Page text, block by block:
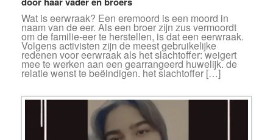
Wat is eerwraak? Een eremoord is een moord in
naam van de eer. Als een broer zijn zus vermoordt
om de familie-eer te herstellen, is dat een eerwraak.
Volgens activisten zijn de meest gebruikelijke
redenen voor eerwraak als het slachtoffer: weigert
mee te werken aan een gearrangeerd huwelijk. de
relatie wenst te beëindigen. het slachtoffer […]